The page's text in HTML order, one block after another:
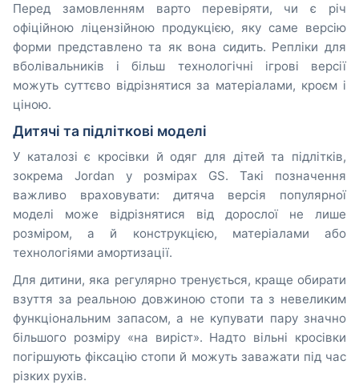
Перед замовленням варто перевіряти, чи є річ
офіційною ліцензійною продукцією, яку саме версію
форми представлено та як вона сидить. Репліки для
вболівальників і більш технологічні ігрові версії
можуть суттєво відрізнятися за матеріалами, кроєм і
ціною.
Дитячі та підліткові моделі
У каталозі є кросівки й одяг для дітей та підлітків,
зокрема Jordan у розмірах GS. Такі позначення
важливо враховувати: дитяча версія популярної
моделі може відрізнятися від дорослої не лише
розміром, а й конструкцією, матеріалами або
технологіями амортизації.
Для дитини, яка регулярно тренується, краще обирати
взуття за реальною довжиною стопи та з невеликим
функціональним запасом, а не купувати пару значно
більшого розміру «на виріст». Надто вільні кросівки
погіршують фіксацію стопи й можуть заважати під час
різких рухів.